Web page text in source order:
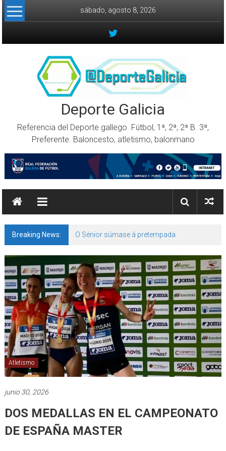
Skip to content
sábado, agosto 8, 2026
Deporte Galicia
Referencia del Deporte gallego. Fútbol, 1ª, 2ª, 2ª B. 3ª,
Preferente. Baloncesto, atletismo, balonmano
Breaking News: O Sénior súmase á pretempada
Atletismo
junio 30, 2026
DOS MEDALLAS EN EL CAMPEONATO
DE ESPAÑA MASTER